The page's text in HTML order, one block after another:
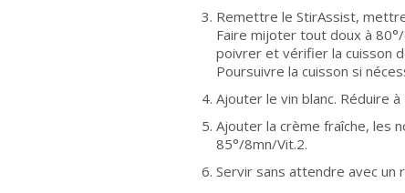
Remettre le StirAssist,
Faire mijoter tout doux à
poivrer et vérifier la cuisson
Poursuivre la cuisson si
Ajouter le vin blanc. Réduire
Ajouter la crème fraîche, les
85°/8mn/Vit.2.
Servir sans attendre avec un